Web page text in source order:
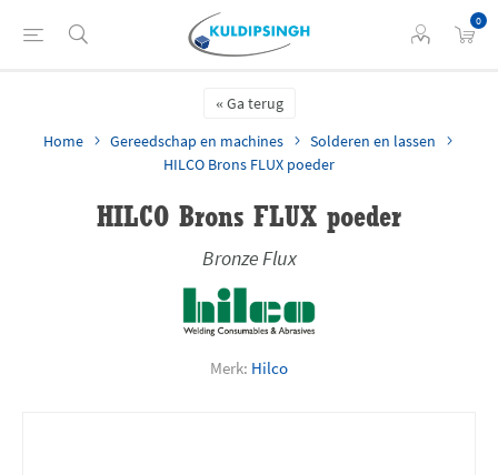
0
Ga terug
Home
Gereedschap en machines
Solderen en lassen
HILCO Brons FLUX poeder
HILCO Brons FLUX poeder
Bronze Flux
Merk: Hilco